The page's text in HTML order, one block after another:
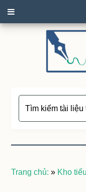
Trang chủ: » Kho